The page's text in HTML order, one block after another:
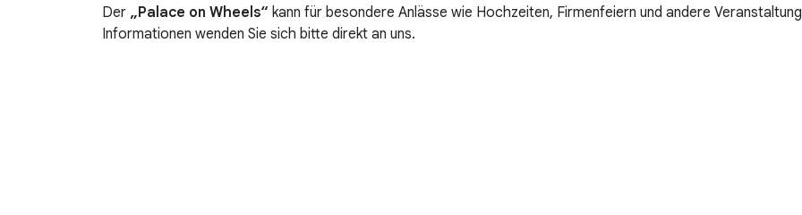
Der „Palace on Wheels“ kann für besondere Anlässe wie Hochzeiten, Firmenfeiern und andere
Informationen wenden Sie sich bitte direkt an uns.